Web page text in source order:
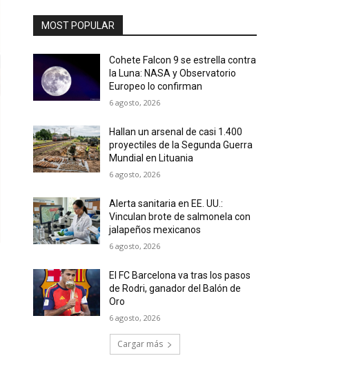
MOST POPULAR
Cohete Falcon 9 se estrella contra
la Luna: NASA y Observatorio
Europeo lo confirman
6 agosto, 2026
Hallan un arsenal de casi 1.400
proyectiles de la Segunda Guerra
Mundial en Lituania
6 agosto, 2026
Alerta sanitaria en EE. UU.:
Vinculan brote de salmonela con
jalapeños mexicanos
6 agosto, 2026
El FC Barcelona va tras los pasos
de Rodri, ganador del Balón de
Oro
6 agosto, 2026
Cargar más